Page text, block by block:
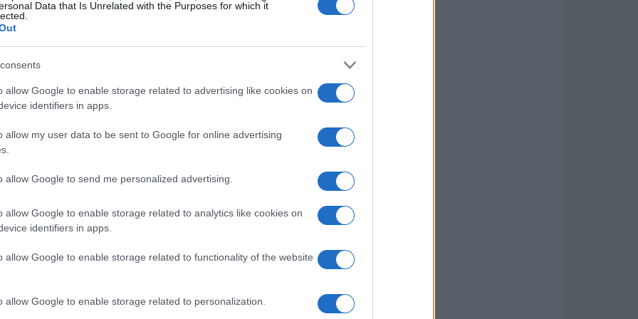
Data that Is Unrelated with the Purposes for which it
allow Google to enable storage related to advertising like cookies on
identifiers in apps.
allow my user data to be sent to Google for online advertising
allow Google to send me personalized advertising.
allow Google to enable storage related to analytics like cookies on
identifiers in apps.
allow Google to enable storage related to functionality of the website
allow Google to enable storage related to personalization.
nell’uso dell’AI
dell’AI nel settore dei trasporti
trasparenza e alla responsabilità. È
come i loro sistemi di intelligenza artificiale
Questo non solo aiuta a costruire fiducia tra
e correggere eventuali pregiudizi o errori
deve essere chiaramente definita: chi
che le organizzazioni integrino la
dell’AI, garantendo che ci sia sempre un